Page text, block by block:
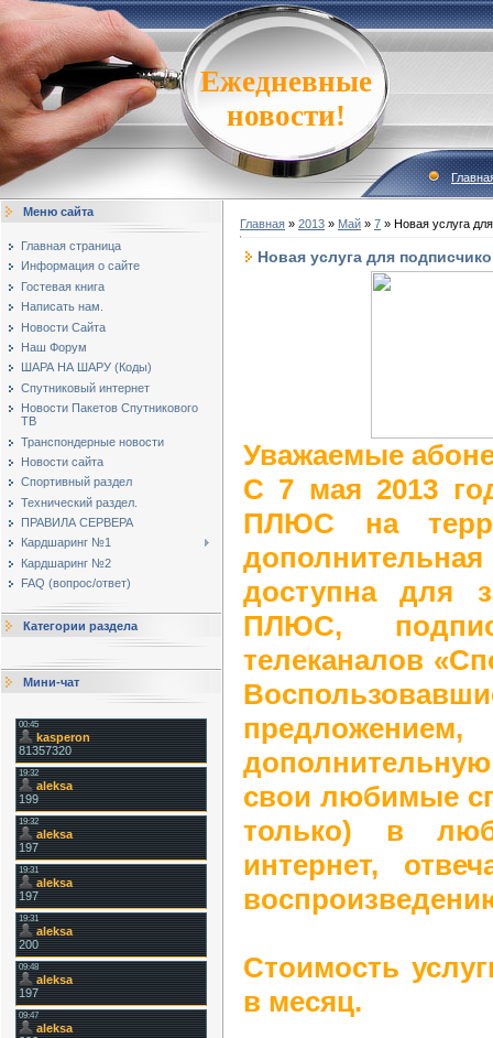
Ежедневные
новости!
Меню сайта
Главная страница
Информация о сайте
Гостевая книга
Написать нам.
Новости Сайта
Наш Форум
ШАРА НА ШАРУ (Коды)
Спутниковый интернет
Новости Пакетов Спутникового
ТВ
Транспондерные новости
Новости сайта
Спортивный раздел
Технический раздел.
ПРАВИЛА СЕРВЕРА
Кардшаринг №1
Кардшаринг №2
FAQ (вопрос/ответ)
Категории раздела
Мини-чат
Главная » 2013 » Май » 7 » Новая услуга
Новая услуга для
Уважаемые
С 7 мая 2013
ПЛЮС на
доступна для
ПЛЮС,
телеканалов
свои любимые
только) в
интернет,
Стоимость
в месяц.